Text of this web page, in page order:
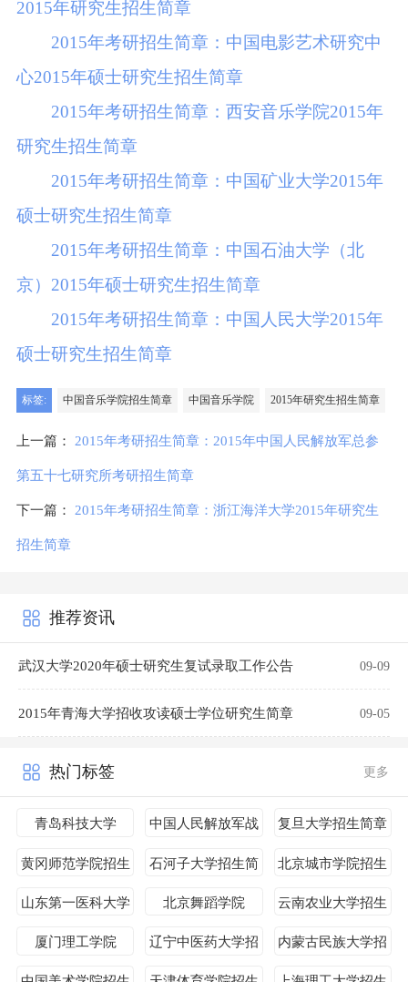
2015年研究生招生简章
2015年考研招生简章：中国电影艺术研究中
心2015年硕士研究生招生简章
2015年考研招生简章：西安音乐学院2015年
研究生招生简章
2015年考研招生简章：中国矿业大学2015年
硕士研究生招生简章
2015年考研招生简章：中国石油大学（北
京）2015年硕士研究生招生简章
2015年考研招生简章：中国人民大学2015年
硕士研究生招生简章
标签: 中国音乐学院招生简章 中国音乐学院 2015年研究生招生简章
上一篇： 2015年考研招生简章：2015年中国人民解放军总参
第五十七研究所考研招生简章
下一篇： 2015年考研招生简章：浙江海洋大学2015年研究生
招生简章
推荐资讯
武汉大学2020年硕士研究生复试录取工作公告 09-09
2015年青海大学招收攻读硕士学位研究生简章 09-05
热门标签 更多
青岛科技大学
中国人民解放军战
复旦大学招生简章
黄冈师范学院招生
石河子大学招生简
北京城市学院招生
山东第一医科大学
北京舞蹈学院
云南农业大学招生
厦门理工学院
辽宁中医药大学招
内蒙古民族大学招